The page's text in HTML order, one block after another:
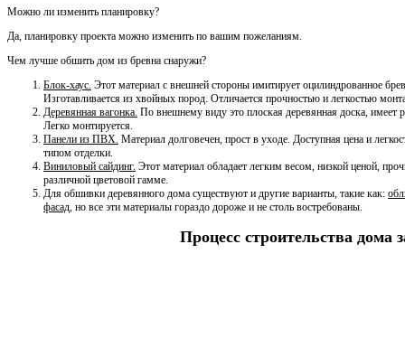
Можно ли изменить планировку?
Да, планировку проекта можно изменить по вашим пожеланиям.
Чем лучше обшить дом из бревна снаружи?
Блок-хаус. Этот материал с внешней стороны имитирует оцилиндрованное
Изготавливается из хвойных пород. Отличается прочностью и легкостью
Деревянная вагонка. По внешнему виду это плоская деревянная доска, имеет
Легко монтируется.
Панели из ПВХ. Материал долговечен, прост в уходе. Доступная цена и
типом отделки.
Виниловый сайдинг. Этот материал обладает легким весом, низкой ценой,
различной цветовой гамме.
Для обшивки деревянного дома существуют и другие варианты, такие как:
фасад, но все эти материалы гораздо дороже и не столь востребованы.
Процесс строительства дома